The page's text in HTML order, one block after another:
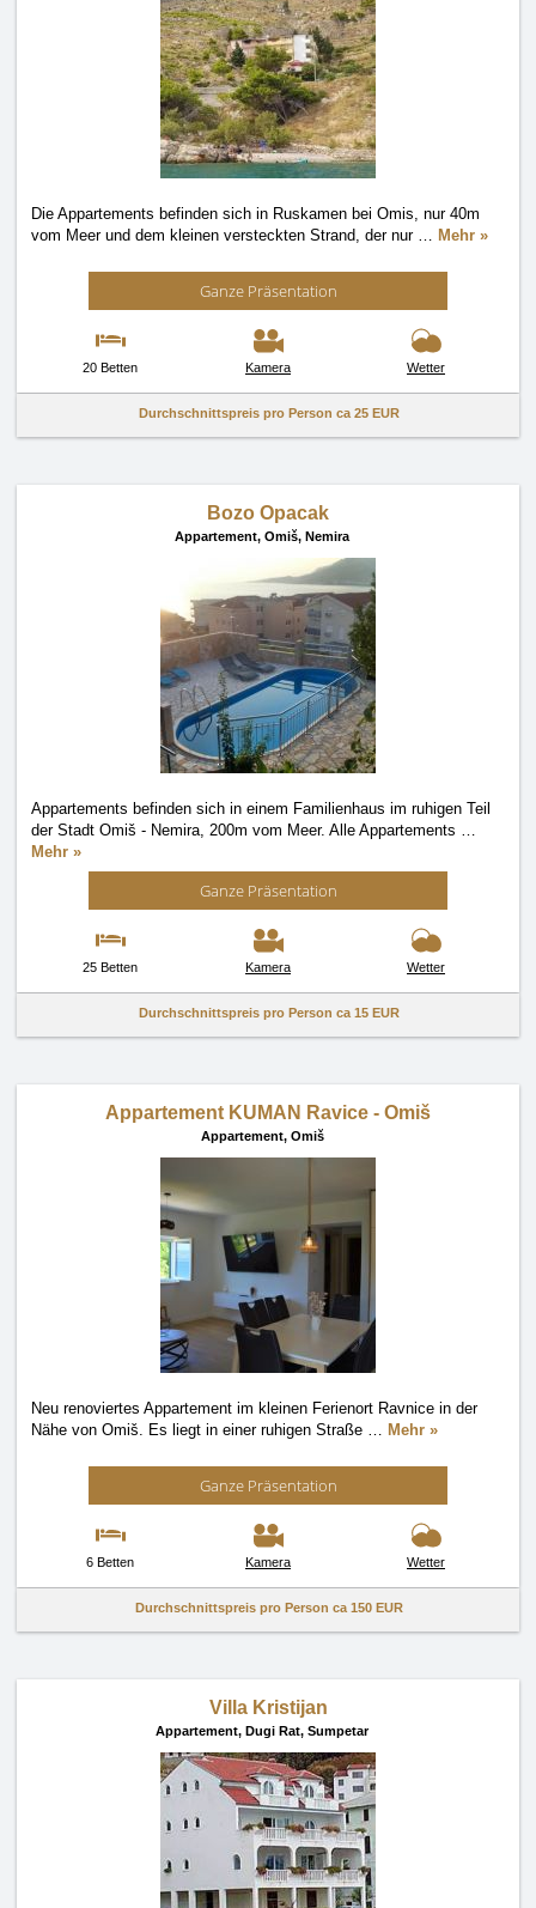
Die Appartements befinden sich in Ruskamen bei Omis, nur 40m
vom Meer und dem kleinen versteckten Strand, der nur … Mehr »
Ganze Präsentation
20 Betten Kamera Wetter
Durchschnittspreis pro Person ca 25 EUR
Bozo Opacak
Appartement, Omiš, Nemira
Appartements befinden sich in einem Familienhaus im ruhigen Teil
der Stadt Omiš - Nemira, 200m vom Meer. Alle Appartements …
Mehr »
Ganze Präsentation
25 Betten Kamera Wetter
Durchschnittspreis pro Person ca 15 EUR
Appartement KUMAN Ravice - Omiš
Appartement, Omiš
Neu renoviertes Appartement im kleinen Ferienort Ravnice in der
Nähe von Omiš. Es liegt in einer ruhigen Straße … Mehr »
Ganze Präsentation
6 Betten Kamera Wetter
Durchschnittspreis pro Person ca 150 EUR
Villa Kristijan
Appartement, Dugi Rat, Sumpetar